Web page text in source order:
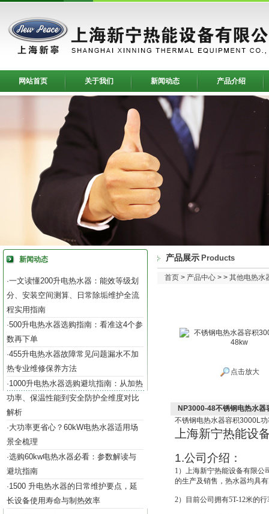
网站首页 关于我们 新闻动态 产品介绍
新闻动态
·一文读懂200升电热水器：能效等级划
分、安装空间测算、日常除垢维护全流
程实用指南
·500升电热水器选购指南：看准这4个参
数再下单
·455升电热水器故障常见问题漏水不加
热专业维修保养方法
·1000升电热水器选购避坑指南：从加热
功率、保温性能到安全防护全维度对比
解析
·大功率更省心？60kW电热水器适用场
景全梳理
·选购60kw电热水器必看：参数解读与
避坑指南
·1500 升电热水器的日常维护要点，延
长设备使用寿命与制热效率
产品展示 Products
首页 > 产品中心 > > 其他电热水
点击放大
NP3000-48不锈钢电热水
不锈钢电热水器容积3000L
上海新宁热能设
1.公司介绍：
1 ）上海新宁热能设备有限公
的生产及销售，热水器均具
2）目前公司拥有5T-12米的